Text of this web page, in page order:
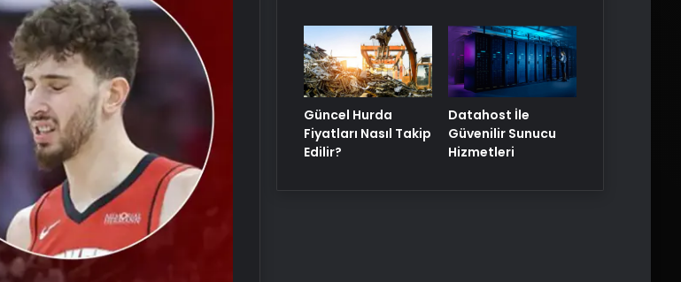
Güncel Hurda
Fiyatları Nasıl Takip
Edilir?
Datahost İle
Güvenilir Sunucu
Hizmetleri